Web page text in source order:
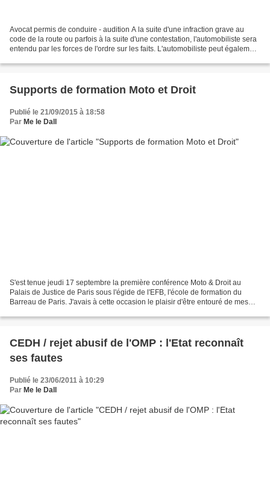
Avocat permis de conduire - audition A la suite d'une infraction grave au
code de la route ou parfois à la suite d'une contestation, l'automobiliste sera
entendu par les forces de l'ordre sur les faits. L'automobiliste peut également
Supports de formation Moto et Droit
Publié le 21/09/2015 à 18:58
Par Me le Dall
S'est tenue jeudi 17 septembre la première conférence Moto & Droit au
Palais de Justice de Paris sous l'égide de l'EFB, l'école de formation du
Barreau de Paris. J'avais à cette occasion le plaisir d'être entouré de mes
CEDH / rejet abusif de l'OMP : l'Etat reconnaît
ses fautes
Publié le 23/06/2011 à 10:29
Par Me le Dall